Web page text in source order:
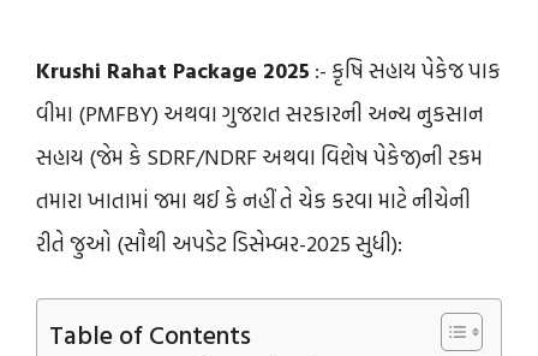
Krushi Rahat Package 2025 :- કૃષિ સહાય પેકેજ પાક
વીમા (PMFBY) અથવા ગુજરાત સરકારની અન્ય નુકસાન
સહાય (જેમ કે SDRF/NDRF અથવા વિશેષ પેકેજ)ની રકમ
તમારા ખાતામાં જમા થઈ કે નહીં તે ચેક કરવા માટે નીચેની
રીતે જુઓ (સૌથી અપડેટ ડિસેમ્બર-2025 સુધી):
Table of Contents